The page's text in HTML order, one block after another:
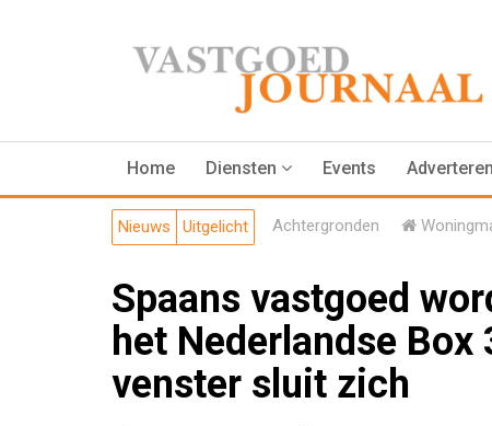
Home Diensten Events Adverteren
Nieuws Uitgelicht Achtergronden
Spaans vastgoed
het Nederlandse
venster sluit zich